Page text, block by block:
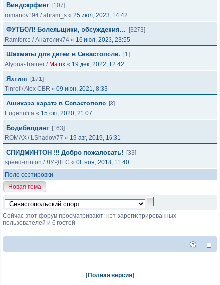
Виндсерфинг [107]
romanov194 /abram_s « 25 июл, 2023, 14:42
ФУТБОЛ! Болельщики, обсуждения...
[3273]
Ramforce /Анатолич74 « 16 июл, 2023, 23:55
Шахматы для детей в Севастополе.
[1]
Alyona-Trainer / Matrix « 19 дек, 2022, 12:42
Яхтинг [171]
Tinrof/Alex CBR « 09 июн, 2021, 8:33
Ашихара-каратэ в Севастополе [3]
Eugenuhta « 15 окт, 2020, 21:07
Бодибилдинг [163]
ROMAX / LShadow77 « 19 авг, 2019, 16:31
СПИДМИНТОН !!! Добро пожаловать!
[33]
speed-minton /ЛУРДЕС « 08 ноя, 2018, 11:40
Поле сортировки
Новая тема
Сейчас этот форум просматривают: нет зарегистрированных
пользователей и 6 гостей
[Полная версия]